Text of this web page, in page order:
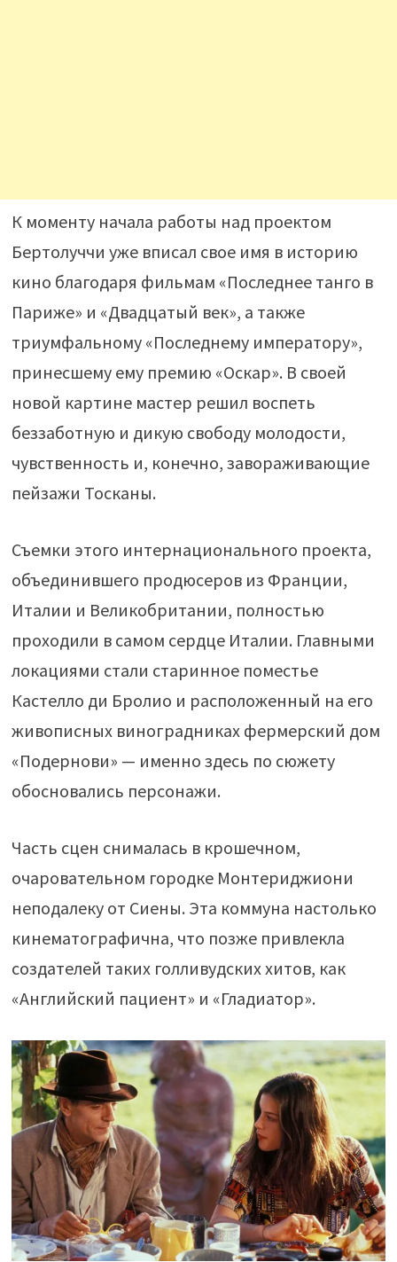
К моменту начала работы над проектом
Бертолуччи уже вписал свое имя в историю
кино благодаря фильмам «Последнее танго в
Париже» и «Двадцатый век», а также
триумфальному «Последнему императору»,
принесшему ему премию «Оскар». В своей
новой картине мастер решил воспеть
беззаботную и дикую свободу молодости,
чувственность и, конечно, завораживающие
пейзажи Тосканы.
Съемки этого интернационального проекта,
объединившего продюсеров из Франции,
Италии и Великобритании, полностью
проходили в самом сердце Италии. Главными
локациями стали старинное поместье
Кастелло ди Бролио и расположенный на его
живописных виноградниках фермерский дом
«Подернови» — именно здесь по сюжету
обосновались персонажи.
Часть сцен снималась в крошечном,
очаровательном городке Монтериджиони
неподалеку от Сиены. Эта коммуна настолько
кинематографична, что позже привлекла
создателей таких голливудских хитов, как
«Английский пациент» и «Гладиатор».